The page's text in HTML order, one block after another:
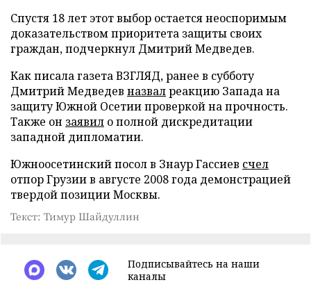
Спустя 18 лет этот выбор остается неоспоримым
доказательством приоритета защиты своих
граждан, подчеркнул Дмитрий Медведев.
Как писала газета ВЗГЛЯД, ранее в субботу
Дмитрий Медведев назвалреакцию Запада на
защиту Южной Осетии проверкой на прочность.
Также он заявил о полной дискредитации
западной дипломатии.
Южноосетинский посол в Знаур Гассиев счел
отпор Грузии в августе 2008 года демонстрацией
твердой позиции Москвы.
Текст: Тимур Шайдуллин
Подписывайтесь на наши
каналы